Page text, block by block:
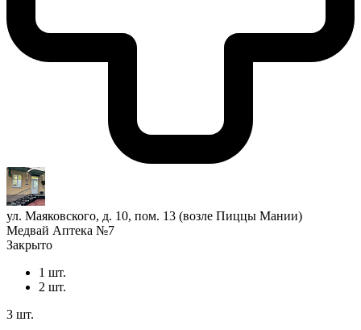
ул. Маяковского, д. 10, пом. 13 (возле Пиццы Мании)
Медвай Аптека №7
Закрыто
1 шт.
2 шт.
3 шт.